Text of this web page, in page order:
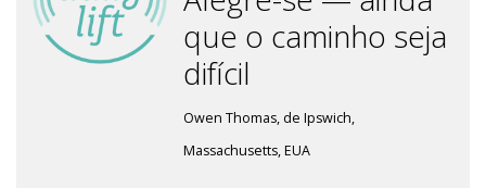
que o caminho seja
difícil
Owen Thomas, de Ipswich,
Massachusetts, EUA